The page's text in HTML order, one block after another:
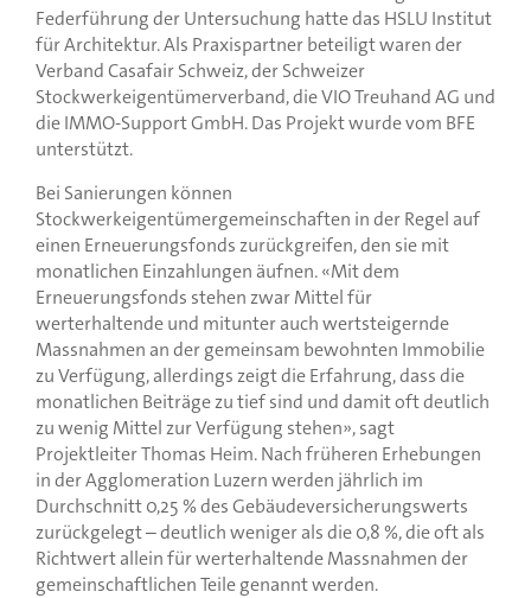
Federführung der Untersuchung hatte das HSLU Institut
für Architektur. Als Praxispartner beteiligt waren der
Verband Casafair Schweiz, der Schweizer
Stockwerkeigentümerverband, die VIO Treuhand AG und
die IMMO-Support GmbH. Das Projekt wurde vom BFE
unterstützt.
Bei Sanierungen können
Stockwerkeigentümergemeinschaften in der Regel auf
einen Erneuerungsfonds zurückgreifen, den sie mit
monatlichen Einzahlungen äufnen. «Mit dem
Erneuerungsfonds stehen zwar Mittel für
werterhaltende und mitunter auch wertsteigernde
Massnahmen an der gemeinsam bewohnten Immobilie
zu Verfügung, allerdings zeigt die Erfahrung, dass die
monatlichen Beiträge zu tief sind und damit oft deutlich
zu wenig Mittel zur Verfügung stehen», sagt
Projektleiter Thomas Heim. Nach früheren Erhebungen
in der Agglomeration Luzern werden jährlich im
Durchschnitt 0,25 % des Gebäudeversicherungswerts
zurückgelegt – deutlich weniger als die 0,8 %, die oft als
Richtwert allein für werterhaltende Massnahmen der
gemeinschaftlichen Teile genannt werden.